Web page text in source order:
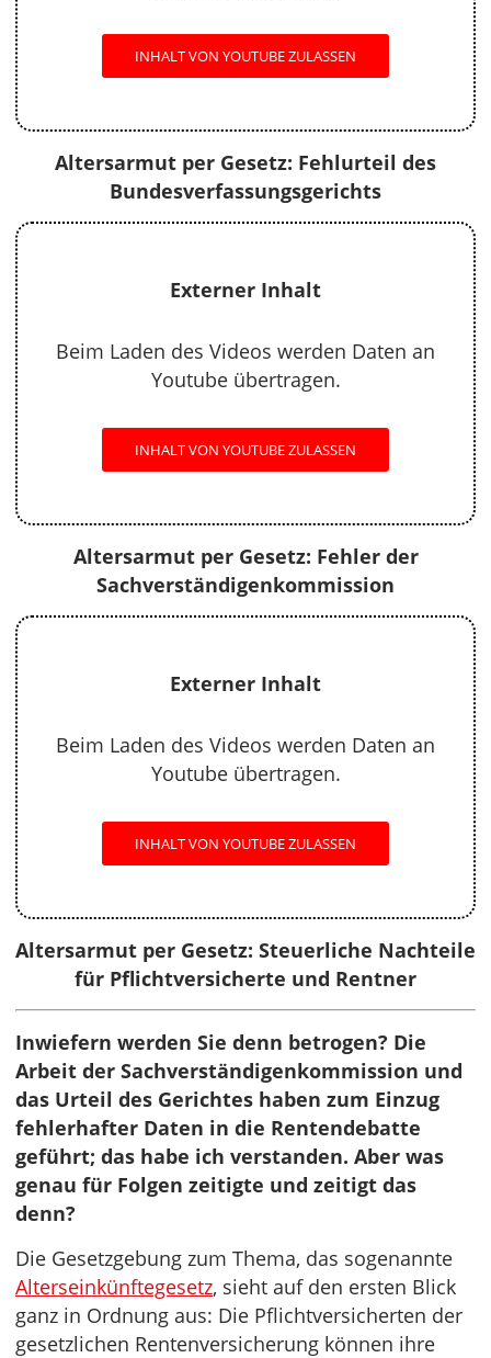
INHALT VON YOUTUBE ZULASSEN
Altersarmut per Gesetz: Fehlurteil des
Bundesverfassungsgerichts
Externer Inhalt
Beim Laden des Videos werden Daten an
Youtube übertragen.
INHALT VON YOUTUBE ZULASSEN
Altersarmut per Gesetz: Fehler der
Sachverständigenkommission
Externer Inhalt
Beim Laden des Videos werden Daten an
Youtube übertragen.
INHALT VON YOUTUBE ZULASSEN
Altersarmut per Gesetz: Steuerliche Nachteile
für Pflichtversicherte und Rentner
Inwiefern werden Sie denn betrogen? Die
Arbeit der Sachverständigenkommission und
das Urteil des Gerichtes haben zum Einzug
fehlerhafter Daten in die Rentendebatte
geführt; das habe ich verstanden. Aber was
genau für Folgen zeitigte und zeitigt das
denn?
Die Gesetzgebung zum Thema, das sogenannte
Alterseinkünftegesetz, sieht auf den ersten Blick
ganz in Ordnung aus: Die Pflichtversicherten der
gesetzlichen Rentenversicherung können ihre